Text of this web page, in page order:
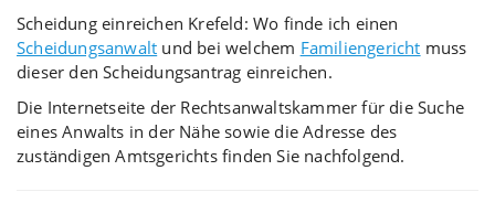
Scheidung einreichen Krefeld: Wo finde ich einen
Scheidungsanwalt und bei welchem Familiengericht muss
dieser den Scheidungsantrag einreichen.
Die Internetseite der Rechtsanwaltskammer für die Suche
eines Anwalts in der Nähe sowie die Adresse des
zuständigen Amtsgerichts finden Sie nachfolgend.